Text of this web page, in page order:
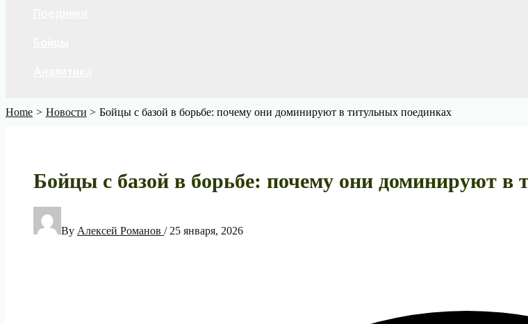
Home Новости Бойцы с базой в борьбе: почему они доминируют в титульных поединках
Бойцы с базой в борьбе: почему они доминируют в
By Алексей Романов / 25 января, 2026